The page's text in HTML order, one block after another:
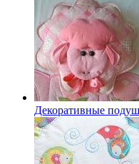
Декоративные